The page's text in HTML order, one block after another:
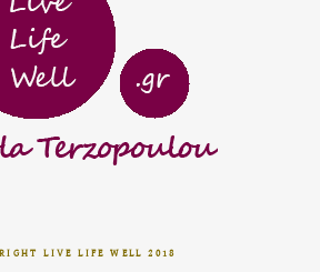
LIVE LIFE WELL 2018